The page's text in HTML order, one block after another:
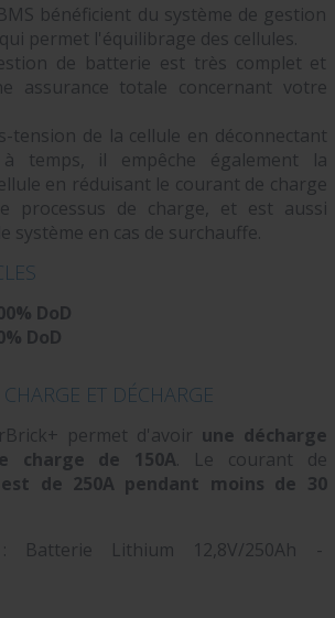
bénéficient du système de gestion
permet l'équilibrage des cellules.
de batterie est très complet et
assurance totale concernant votre
tension de la cellule en déconnectant
temps, il empêche également la
en réduisant le courant de charge
processus de charge, et est aussi
système en cas de surchauffe.
DoD
DoD
ET DÉCHARGE
permet d'avoir une décharge
charge de 150A. Le courant de
de 250A pendant moins de 30
: Batterie Lithium 12,8V/250Ah -